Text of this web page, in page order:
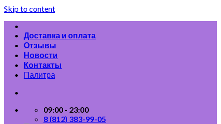
Skip to content
Доставка и оплата
Отзывы
Новости
Контакты
Палитра
09:00 - 23:00
8 (812) 383-99-05